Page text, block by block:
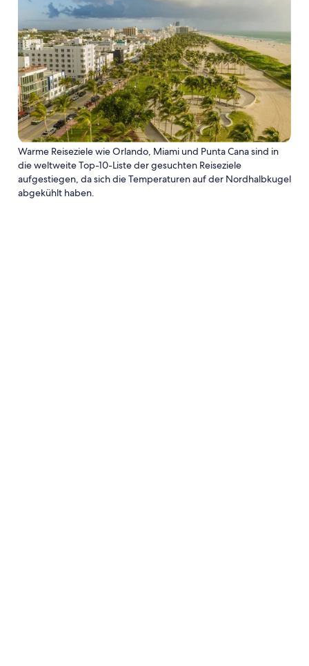
Warme Reiseziele wie Orlando, Miami und Punta Cana sind in
die weltweite Top-10-Liste der gesuchten Reiseziele
aufgestiegen, da sich die Temperaturen auf der Nordhalbkugel
abgekühlt haben.